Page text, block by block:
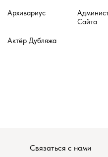
Архивариус
Сайта
Актёр Дубляжа
Связаться с нами